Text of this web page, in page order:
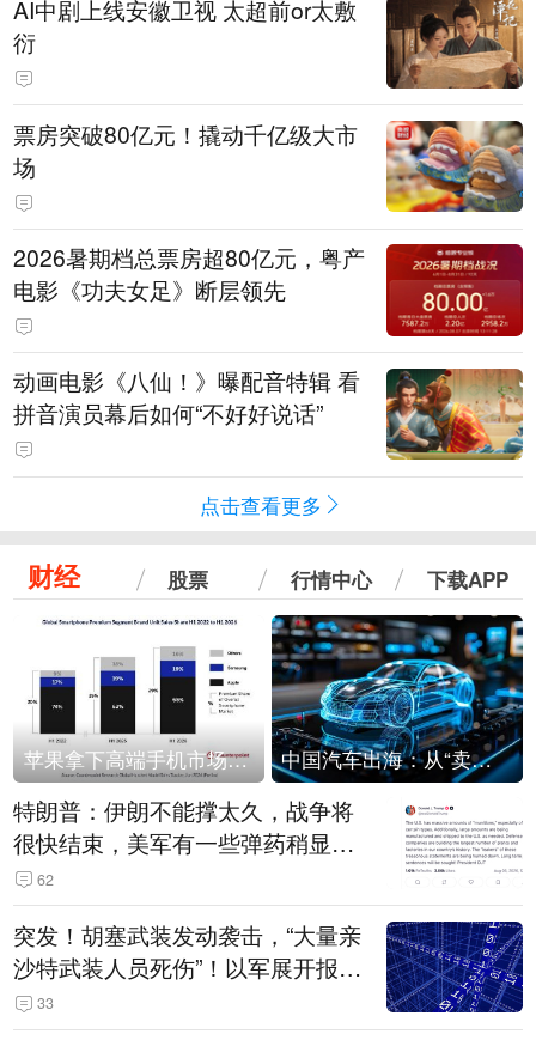
AI中剧上线安徽卫视 太超前or太敷
衍
票房突破80亿元！撬动千亿级大市
场
2026暑期档总票房超80亿元，粤产
电影《功夫女足》断层领先
动画电影《八仙！》曝配音特辑 看
拼音演员幕后如何“不好好说话”
点击查看更多
财经 股票 行情中心 下载APP
苹果拿下高端手机市场65%的份额：iPhone 17系列功不可没 中国汽车出海：从“卖出去”到“走进去”
特朗普：伊朗不能撑太久，战争将
很快结束，美军有一些弹药稍显紧
张！伊朗公布拟议的海峡管理文本
62
突发！胡塞武装发动袭击，“大量亲
沙特武装人员死伤”！以军展开报复
性空袭
33